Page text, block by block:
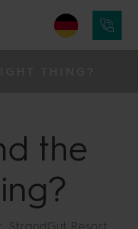
the
StrandGut Resort